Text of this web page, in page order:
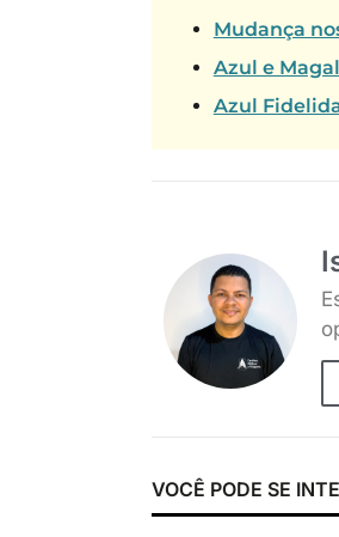
Mudança
Azul e
Azul
VOCÊ PODE SE